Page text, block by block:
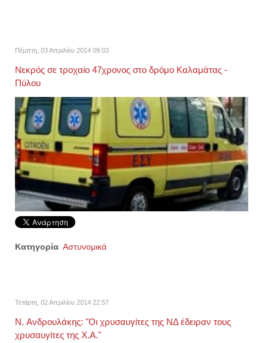
Πέμπτη, 03 Απριλίου 2014 09:03
Νεκρός σε τροχαίο 47χρονος στο δρόμο Καλαμάτας -
Πύλου
Κατηγορία Αστυνομικά
Τετάρτη, 02 Απριλίου 2014 22:57
N. Ανδρουλάκης: "Οι χρυσαυγίτες της ΝΔ έδειραν τους
χρυσαυγίτες της Χ.Α."